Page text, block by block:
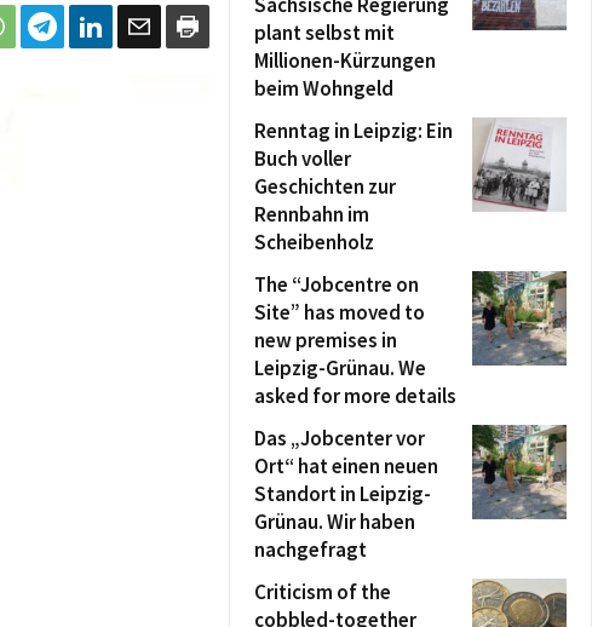
plant selbst mit
Millionen-Kürzungen
beim Wohngeld
Renntag in Leipzig: Ein
Buch voller
Geschichten zur
Rennbahn im
Scheibenholz
The “Jobcentre on
Site” has moved to
new premises in
Leipzig-Grünau. We
asked for more details
Das „Jobcenter vor
Ort“ hat einen neuen
Standort in Leipzig-
Grünau. Wir haben
nachgefragt
Criticism of the
cobbled-together